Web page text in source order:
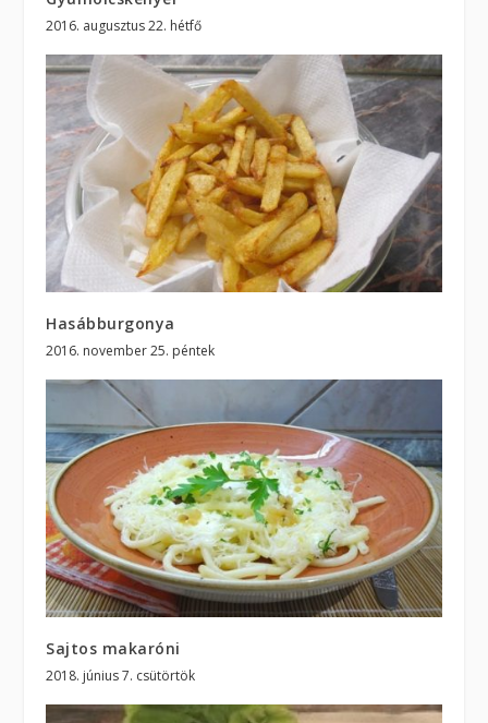
2016. augusztus 22. hétfő
Hasábburgonya
2016. november 25. péntek
Sajtos makaróni
2018. június 7. csütörtök